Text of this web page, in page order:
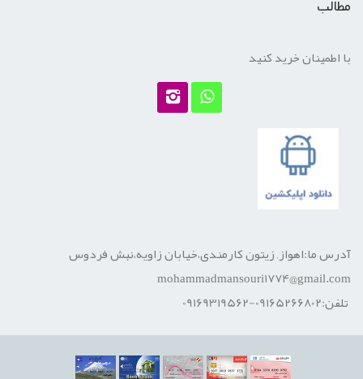
با اطمینان خرید کنید
آدرس ما:اهواز, زیتون کارمندی،خیابان زاویه،نبش فردوس
mohammadmansouri1774@gmail.com
تلفن:09165266802-09169319562